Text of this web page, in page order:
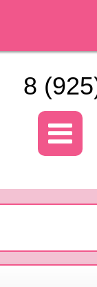
8